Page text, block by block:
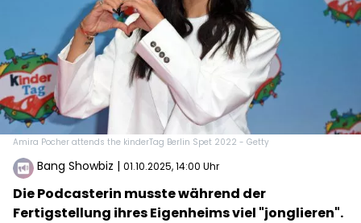
Amira Pocher attends the kinderTag Berlin Spet 2022 - Getty
Bang Showbiz | 01.10.2025, 14:00 Uhr
Die Podcasterin musste während der
Fertigstellung ihres Eigenheims viel "jonglieren".